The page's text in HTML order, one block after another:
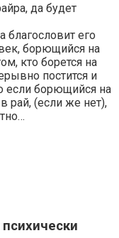
да будет
благословит его
борющийся на
кто борется на
постится и
если борющийся на
рай, (если же нет),